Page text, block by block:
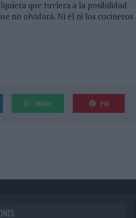
que tuviera a la posibilidad
no olvidará. Ni él ni los cocineros
ENVIAR PIN